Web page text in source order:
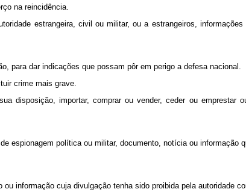
na reincidência.
estrangeira, civil ou militar, ou a estrangeiros,
para dar indicações que possam pôr em perigo a defesa nacional.
crime mais grave.
disposição, importar, comprar ou vender, ceder ou emprestar
espionagem política ou militar, documento, notícia ou
informação cuja divulgação tenha sido proibida pela autoridade